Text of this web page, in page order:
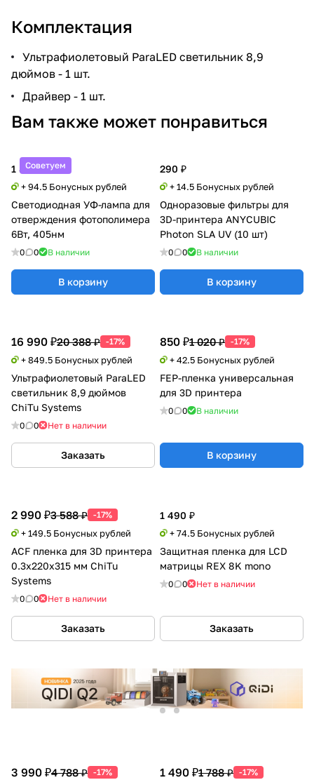
Комплектация
Ультрафиолетовый ParaLED светильник 8,9
дюймов - 1 шт.
Драйвер - 1 шт.
Вам также может понравиться
Советуем
1 890 ₽
+ 94.5 Бонусных рублей
Светодиодная УФ-лампа для
отверждения фотополимера
6Вт, 405нм
0 0 В наличии
В корзину
290 ₽
+ 14.5 Бонусных рублей
Одноразовые фильтры для
3D-принтера ANYCUBIC
Photon SLA UV (10 шт)
0 0 В наличии
В корзину
850 ₽1 020 ₽ -17%
+ 42.5 Бонусных рублей
FEP-пленка универсальная
для 3D принтера
0 0 В наличии
В корзину
2 990 ₽3 588 ₽ -17%
+ 149.5 Бонусных рублей
ACF пленка для 3D принтера
0.3x220x315 мм ChiTu
Systems
0 0 Нет в наличии
Заказать
1 490 ₽
+ 74.5 Бонусных рублей
Защитная пленка для LCD
матрицы REX 8K mono
0 0 Нет в наличии
Заказать
3 990 ₽4 788 ₽ -17% 1 490 ₽1 788 ₽ -17%
16 990 ₽20 388 ₽ -17%
+ 849.5 Бонусных рублей
Ультрафиолетовый ParaLED
светильник 8,9 дюймов
ChiTu Systems
0 0 Нет в наличии
Заказать